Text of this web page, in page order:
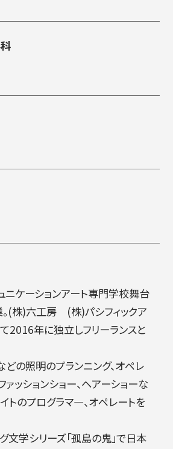
English 한국어
部
ニケーションアート専門学校舞台
(株)六工房 (株)パシフィックア
2016年に独立しフリーランスと
どの照明のプランニング、オペレ
ァッションショー、ヘアーショーな
トのプログラマ―、オペレートを
文学シリーズ「孤島の鬼」で日本